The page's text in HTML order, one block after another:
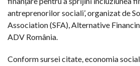
antreprenorilor sociali’, organizat de
Association (SFA), Alternative
ADV România.
Conform sursei citate, economia